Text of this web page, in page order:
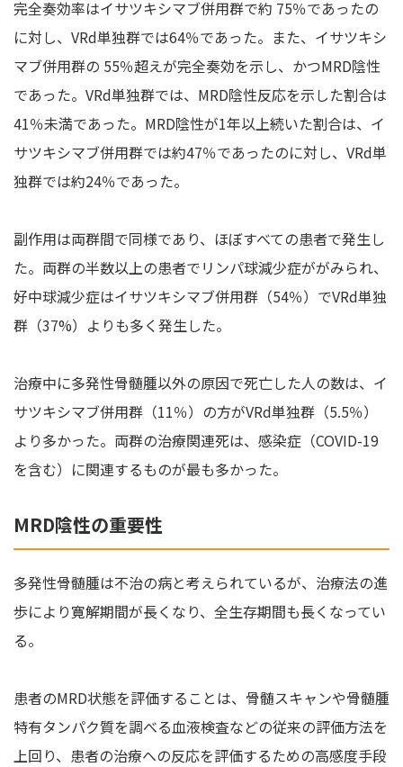
完全奏効率はイサツキシマブ併用群で約 75％であったの
に対し、VRd単独群では64％であった。また、イサツキシ
マブ併用群の 55％超えが完全奏効を示し、かつMRD陰性
であった。VRd単独群では、MRD陰性反応を示した割合は
41％未満であった。MRD陰性が1年以上続いた割合は、イ
サツキシマブ併用群では約47％であったのに対し、VRd単
独群では約24％であった。
副作用は両群間で同様であり、ほぼすべての患者で発生し
た。両群の半数以上の患者でリンパ球減少症ががみられ、
好中球減少症はイサツキシマブ併用群（54％）でVRd単独
群（37%）よりも多く発生した。
治療中に多発性骨髄腫以外の原因で死亡した人の数は、イ
サツキシマブ併用群（11％）の方がVRd単独群（5.5％）
より多かった。両群の治療関連死は、感染症（COVID-19
を含む）に関連するものが最も多かった。
MRD陰性の重要性
多発性骨髄腫は不治の病と考えられているが、治療法の進
歩により寛解期間が長くなり、全生存期間も長くなってい
る。
患者のMRD状態を評価することは、骨髄スキャンや骨髄腫
特有タンパク質を調べる血液検査などの従来の評価方法を
上回り、患者の治療への反応を評価するための高感度手段